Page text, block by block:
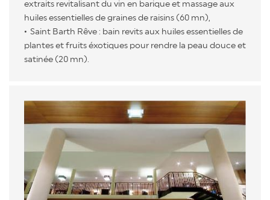
extraits revitalisant du vin en barique et massage aux
huiles essentielles de graines de raisins (60 mn),
Saint Barth Rêve : bain revits aux huiles essentielles de
plantes et fruits éxotiques pour rendre la peau douce et
satinée (20 mn).